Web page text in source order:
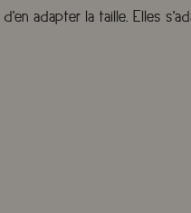
adapter la taille. Elles